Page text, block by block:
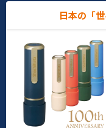
日本の「